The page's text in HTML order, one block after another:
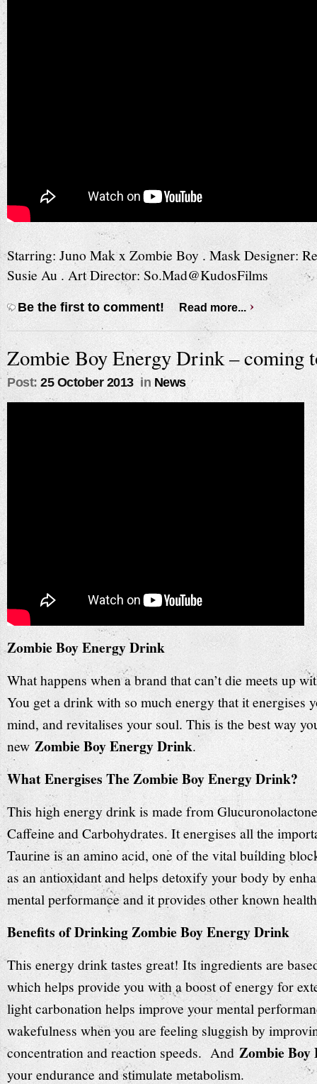
Starring: Juno Mak x Zombie Boy . Mask Designer:
Susie Au . Art Director: So.Mad@KudosFilms
Be the first to comment! Read more...
Zombie Boy Energy Drink – coming
Post: 25 October 2013 in News
Zombie Boy Energy Drink
What happens when a brand that can’t die meets up
You get a drink with so much energy that it energises
mind, and revitalises your soul. This is the best way
new Zombie Boy Energy Drink.
What Energises The Zombie Boy Energy Drink?
This high energy drink is made from
Caffeine and Carbohydrates. It energises all the
Taurine is an amino acid, one of the vital building
as an antioxidant and helps detoxify your body by
mental performance and it provides other known
Benefits of Drinking Zombie Boy Energy Drink
This energy drink tastes great! Its ingredients are
which helps provide you with a boost of energy for
light carbonation helps improve your mental
wakefulness when you are feeling sluggish by
concentration and reaction speeds. And Zombie
your endurance and stimulate metabolism.